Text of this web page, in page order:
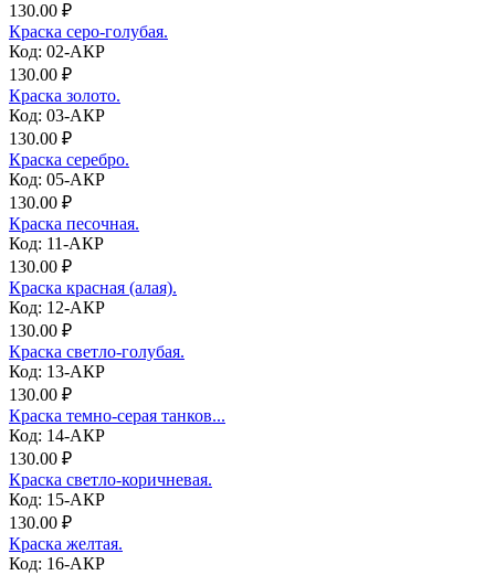
130.00 ₽
Краска серо-голубая.
Код: 02-АКР
130.00 ₽
Краска золото.
Код: 03-АКР
130.00 ₽
Краска серебро.
Код: 05-АКР
130.00 ₽
Краска песочная.
Код: 11-АКР
130.00 ₽
Краска красная (алая).
Код: 12-АКР
130.00 ₽
Краска светло-голубая.
Код: 13-АКР
130.00 ₽
Краска темно-серая танков...
Код: 14-АКР
130.00 ₽
Краска светло-коричневая.
Код: 15-АКР
130.00 ₽
Краска желтая.
Код: 16-АКР